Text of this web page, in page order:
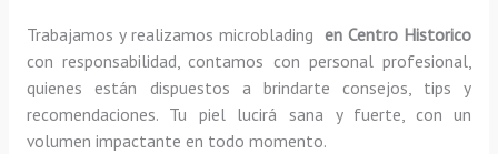
Trabajamos y realizamos microblading en Centro Historico
con responsabilidad, contamos con personal profesional,
quienes están dispuestos a brindarte consejos, tips y
recomendaciones. Tu piel lucirá sana y fuerte, con un
volumen impactante en todo momento.